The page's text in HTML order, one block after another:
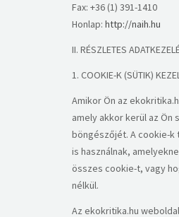
Fax: +36 (1) 391-1410
Honlap: http://naih.hu
​II. RÉSZLETES
​1. COOKIE-K (SÜTIK)
Amikor Ön az
amely akkor kerül az
böngészőjét. A cookie-k
is használnak,
összes cookie-t, vagy
nélkül.
Az ekokritika.hu